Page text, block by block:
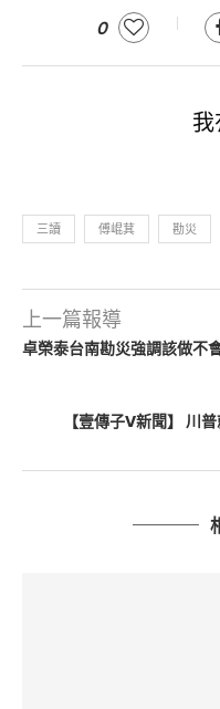
0
我
三讀 傅崐萁 勘災
上一篇報導
卓榮泰台南勘災強調該做
【壹傳子V新聞】 川